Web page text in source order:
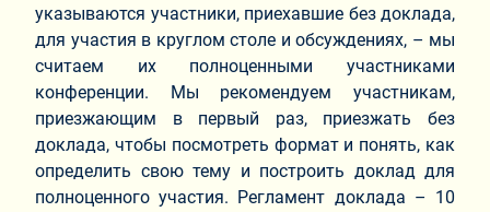
указываются участники, приехавшие без доклада,
для участия в круглом столе и обсуждениях, – мы
считаем их полноценными участниками
конференции. Мы рекомендуем участникам,
приезжающим в первый раз, приезжать без
доклада, чтобы посмотреть формат и понять, как
определить свою тему и построить доклад для
полноценного участия. Регламент доклада – 10